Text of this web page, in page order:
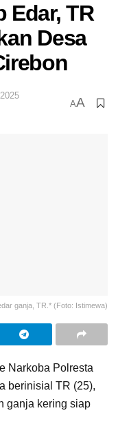
Edar, TR
Desa
AA
ganja, TR.* (Foto: Istimewa)
Narkoba Polresta
berinisial TR (25),
ganja kering siap